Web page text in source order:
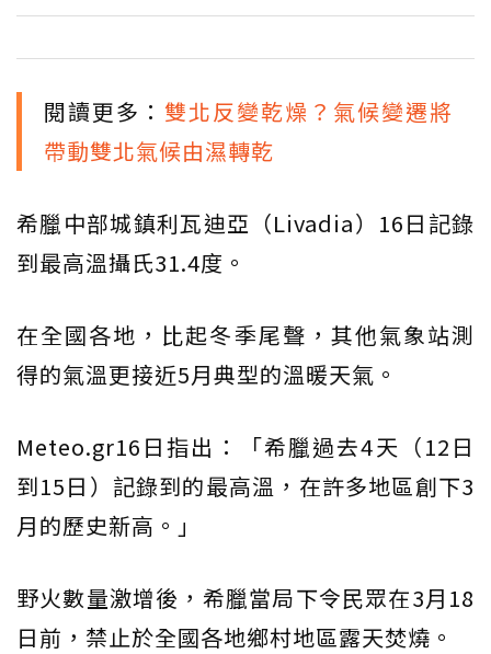
閱讀更多： 雙北反變乾燥？氣候變遷將
帶動雙北氣候由濕轉乾
希臘中部城鎮利瓦迪亞（Livadia）16日記錄
到最高溫攝氏31.4度。
在全國各地，比起冬季尾聲，其他氣象站測
得的氣溫更接近5月典型的溫暖天氣。
Meteo.gr16日指出：「希臘過去4天（12日
到15日）記錄到的最高溫，在許多地區創下3
月的歷史新高。」
野火數量激增後，希臘當局下令民眾在3月18
日前，禁止於全國各地鄉村地區露天焚燒。